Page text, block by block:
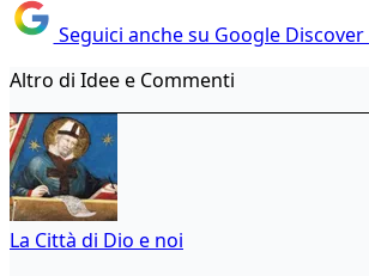
Seguici anche su Google
Altro di Idee e Commenti
La Città di Dio e noi